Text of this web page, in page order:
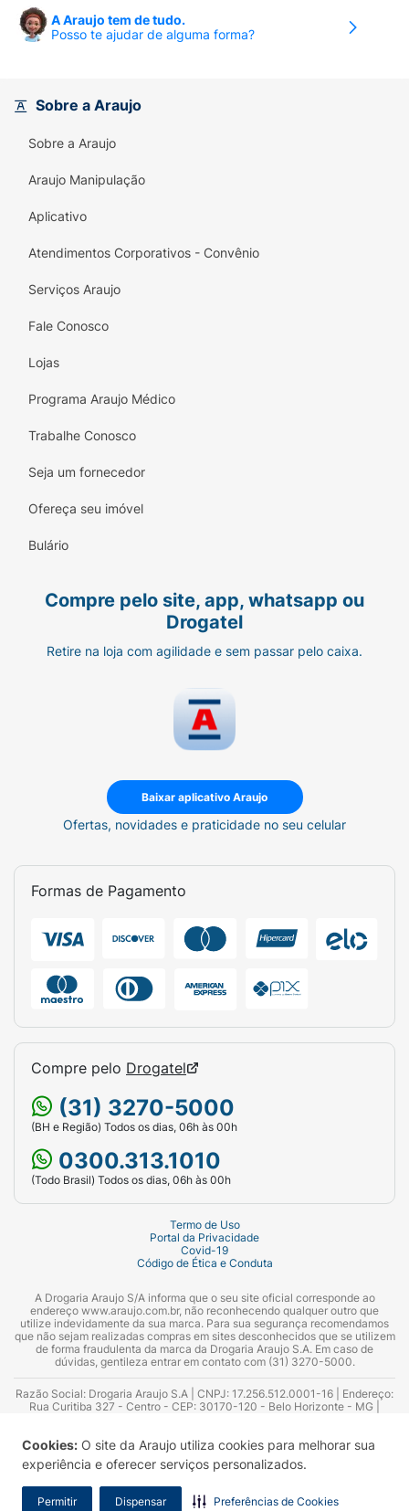
Cookies: O site da Araujo utiliza cookies para melhorar sua
experiência e oferecer serviços personalizados.
Permitir Dispensar Preferências de Cookies
A Araujo tem de tudo.
Posso te ajudar de alguma forma?
Sobre a Araujo
Sobre a Araujo
Araujo Manipulação
Aplicativo
Atendimentos Corporativos - Convênio
Serviços Araujo
Fale Conosco
Lojas
Programa Araujo Médico
Trabalhe Conosco
Seja um fornecedor
Ofereça seu imóvel
Bulário
Compre pelo site, app, whatsapp ou
Drogatel
Retire na loja com agilidade e sem passar pelo caixa.
Baixar aplicativo Araujo
Ofertas, novidades e praticidade no seu celular
Formas de Pagamento
Compre pelo Drogatel
(31) 3270-5000
(BH e Região) Todos os dias, 06h às 00h
0300.313.1010
(Todo Brasil) Todos os dias, 06h às 00h
Termo de Uso
Portal da Privacidade
Covid-19
Código de Ética e Conduta
A Drogaria Araujo S/A informa que o seu site oficial corresponde ao
endereço www.araujo.com.br, não reconhecendo qualquer outro que
utilize indevidamente da sua marca. Para sua segurança recomendamos
que não sejam realizadas compras em sites desconhecidos que se utilizem
de forma fraudulenta da marca da Drogaria Araujo S.A. Em caso de
dúvidas, gentileza entrar em contato com (31) 3270-5000.
Razão Social: Drogaria Araujo S.A | CNPJ: 17.256.512.0001-16 | Endereço:
Rua Curitiba 327 - Centro - CEP: 30170-120 - Belo Horizonte - MG |
Azevedo Guimarães – CRF 10.965 | Yasmin Silva Alvarenga – CRF 52.584 -
Consultor substituto: Thiago Aguiar Pinheiro - CRF Nº 13.748. Alvará
Sanitário: 2025020713 | Autorização de Funcionamento da Empresa (AFE):